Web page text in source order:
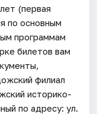
(первая
по основным
программам
билетов вам
филиал
историко-
по адресу: ул.